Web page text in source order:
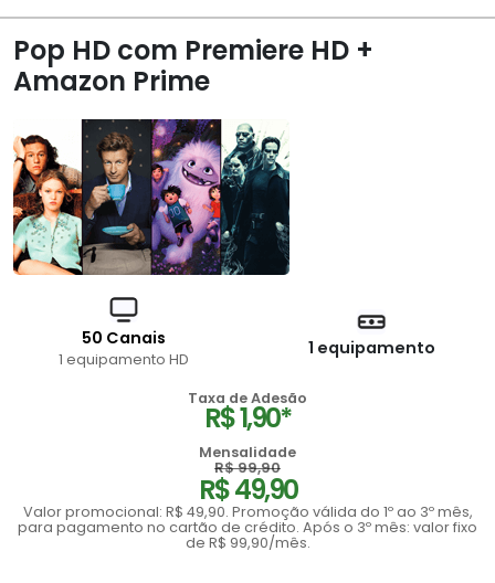
Pop HD com Premiere HD +
Amazon Prime
50 Canais
1 equipamento HD
1 equipamento
Taxa de Adesão
R$ 1,90*
Mensalidade
R$ 99,90
R$ 49,90
Valor promocional: R$ 49,90. Promoção válida do 1º ao 3º mês,
para pagamento no cartão de crédito. Após o 3º mês: valor fixo
de R$ 99,90/mês.